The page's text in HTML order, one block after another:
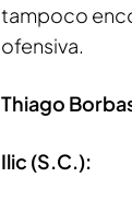
tampoco
ofensiva.
Thiago
Ilic (S.C.):